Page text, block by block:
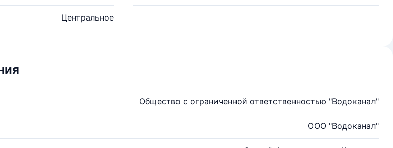
Центральное
Общество с ограниченной ответственностью "Водоканал"
ООО "Водоканал"